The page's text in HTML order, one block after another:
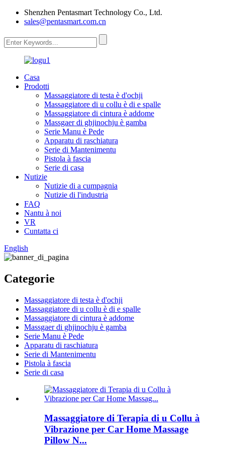
Shenzhen Pentasmart Technology Co., Ltd.
sales@pentasmart.com.cn
Casa
Prodotti
Massaggiatore di testa è d'ochji
Massaggiatore di u collu è di e spalle
Massaggiatore di cintura è addome
Massgaer di ghjinochju è gamba
Serie Manu è Pede
Apparatu di raschiatura
Serie di Mantenimentu
Pistola à fascia
Serie di casa
Nutizie
Nutizie di a cumpagnia
Nutizie di l'industria
FAQ
Nantu à noi
VR
Cuntatta ci
English
Categorie
Massaggiatore di testa è d'ochji
Massaggiatore di u collu è di e spalle
Massaggiatore di cintura è addome
Massgaer di ghjinochju è gamba
Serie Manu è Pede
Apparatu di raschiatura
Serie di Mantenimentu
Pistola à fascia
Serie di casa
Massaggiatore di Terapia di u Collu à
Vibrazione per Car Home Massage
Pillow N...